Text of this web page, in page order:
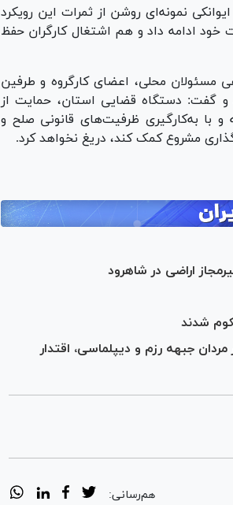
نمونه‌ای روشن از ثمرات این رویکرد
ادامه داد و هم اشتغال کارگران حفظ
مسئولان محلی، اعضای کارگروه و طرفین
و گفت: دستگاه قضایی استان، حمایت از
با به‌کارگیری ظرفیت‌های قانونی صلح و
مشروع کمک کند، دریغ نخواهد کرد.
اراضی در شاهرود
شدند
جبهه رزم و دیپلماسی، اقتدار
هم‌رسانی: